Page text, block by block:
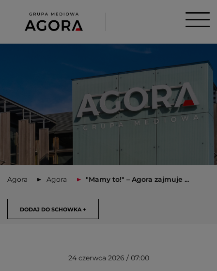
Agora Agora "Mamy to!" – Agora zajmuje ...
DODAJ DO SCHOWKA +
24 czerwca 2026 / 07:00